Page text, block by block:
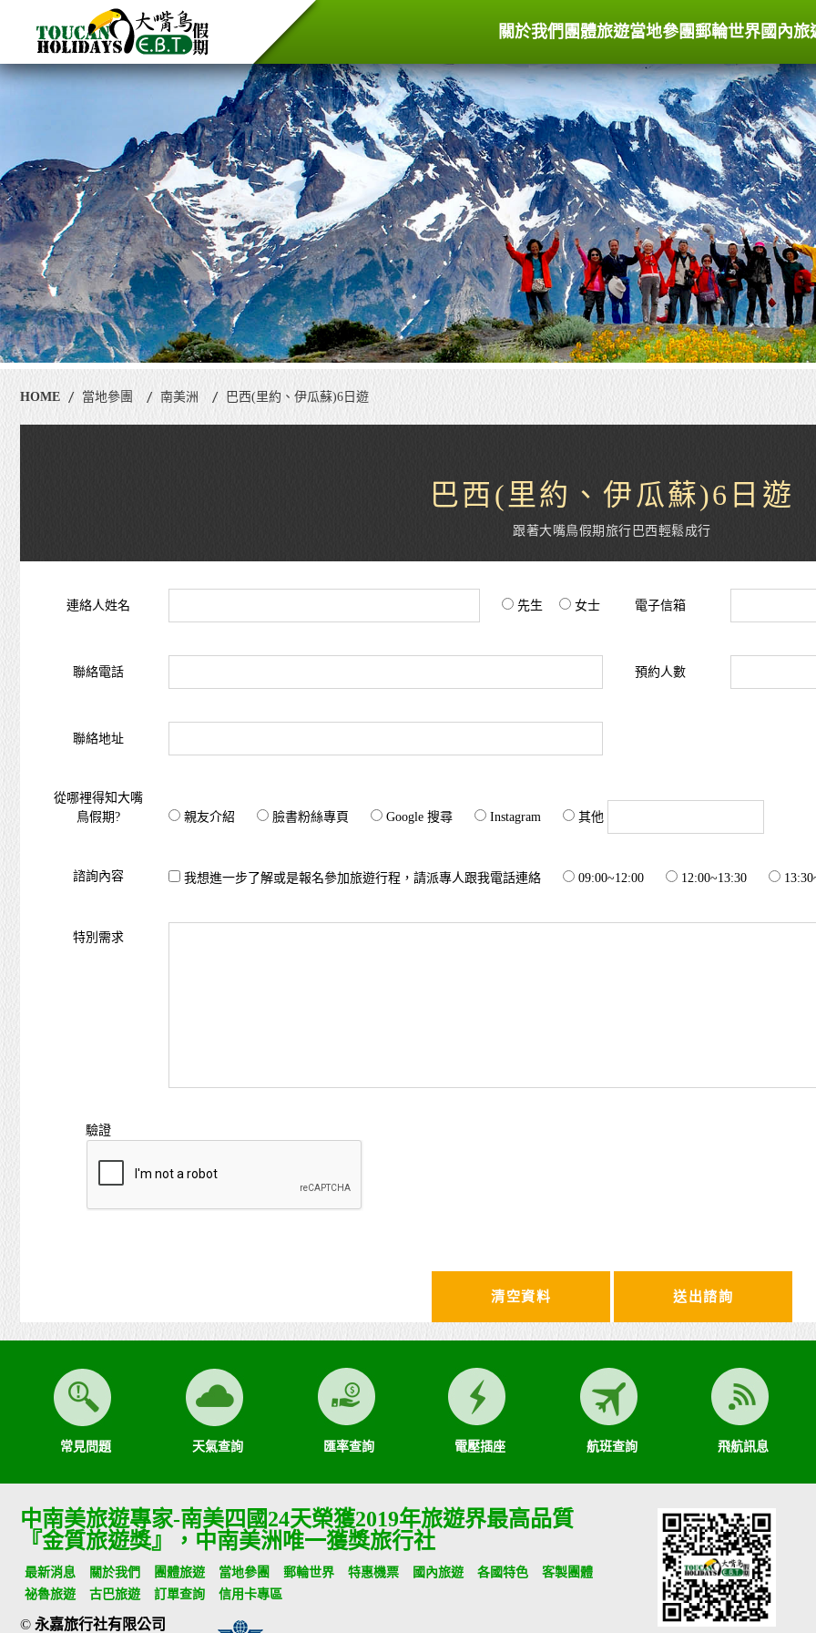
關於我們 團體旅遊當地參團 郵輪世界國內旅
HOME 當地參團 南美洲 巴西(里約、伊瓜蘇)6日遊
巴西(里約、伊瓜蘇)6日遊
跟著大嘴鳥假期旅行巴西輕鬆成行
連絡人姓名 先生 女士 電子信箱
聯絡電話 預約人數
聯絡地址
從哪裡得知大嘴
鳥假期?
親友介紹 臉書粉絲專頁 Google 搜尋 Instagram 其他
諮詢內容 我想進一步了解或是報名參加旅遊行程，請派專人跟我電話連絡 09:00~12:00 12:00~13:30
特別需求
驗證
清空資料
常見問題 天氣查詢 匯率查詢 電壓插座 航班查詢 飛航訊息
中南美旅遊專家-南美四國24天榮獲2019年旅遊界最高品質
『金質旅遊獎』，中南美洲唯一獲獎旅行社
最新消息 關於我們 團體旅遊 當地參團 郵輪世界 特惠機票 國內旅遊 各國特色
客製團體
祕魯旅遊
古巴旅遊 訂單查詢 信用卡專區
© 永嘉旅行社有限公司